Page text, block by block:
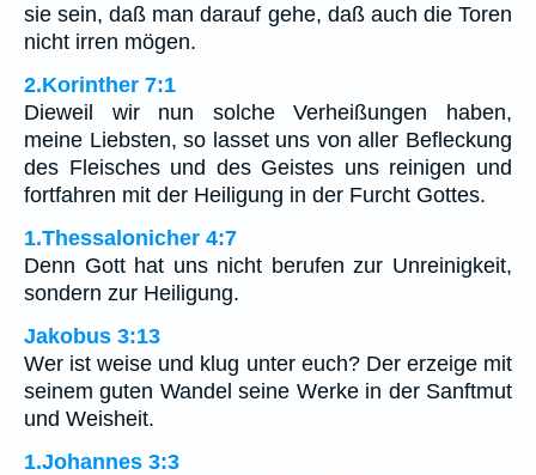
sie sein, daß man darauf gehe, daß auch die Toren
nicht irren mögen.
2.Korinther 7:1
Dieweil wir nun solche Verheißungen haben,
meine Liebsten, so lasset uns von aller Befleckung
des Fleisches und des Geistes uns reinigen und
fortfahren mit der Heiligung in der Furcht Gottes.
1.Thessalonicher 4:7
Denn Gott hat uns nicht berufen zur Unreinigkeit,
sondern zur Heiligung.
Jakobus 3:13
Wer ist weise und klug unter euch? Der erzeige mit
seinem guten Wandel seine Werke in der Sanftmut
und Weisheit.
1.Johannes 3:3